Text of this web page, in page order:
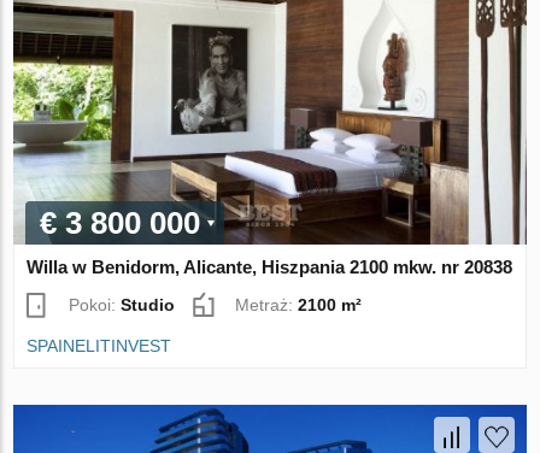
€ 3 800 000
Willa w Benidorm, Alicante, Hiszpania 2100 mkw. nr 20838
Pokoi:Studio Metraż:2100 m²
SPAINELITINVEST